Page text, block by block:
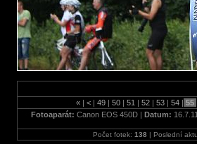
« | < | 49 | 50 | 51 | 52 | 53 | 54 | 55
Fotoaparát: Canon EOS 450D | Datum:
Počet fotek: 138 | Poslední